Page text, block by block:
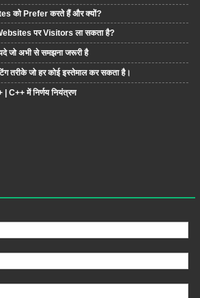
को Prefer करते हैं और क्यों?
पर Visitors ला सकता है?
जो अभी से समझना जरूरी है
तरीके जो हर कोई इस्तेमाल कर सकता है।
में निर्णय नियंत्रण